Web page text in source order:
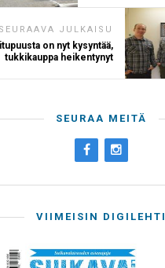
SEURAAVA JULKAISU
on nyt kysyntää,
tukkikauppa heikentynyt
SEURAA MEITÄ
VIIMEISIN DIGILEHTI